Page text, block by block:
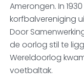
Amerongen. In
korfbalvereniging
Door
de oorlog stil te
Wereldoorlog
voetbaltak.